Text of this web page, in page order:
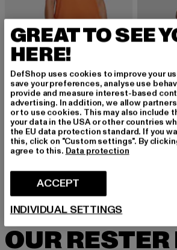
URBAN CLASSICS
Ladies Turtle Extended Shoulder
12,90 EUR
Prix courant: 12,90 EUR
29,99 EURPrix en promotion: 29,99
12,90 EUR
Prix
INSCRIVEZ-
OUR
GREAT TO SEE
HERE!
DefShop uses cookies to improve your
save your preferences, analyse use
provide and measure interest-based
advertising. In addition, we allow
or to use cookies. This may also include
your data in the USA or other countries
the EU data protection standard. If you
this, click on "Custom settings". By
agree to this. Data protection
ACCEPT
INDIVIDUAL SETTINGS